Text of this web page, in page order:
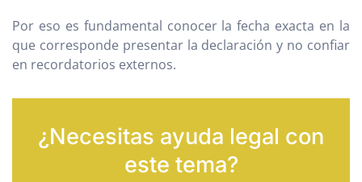
Por eso es fundamental conocer la fecha exacta en la
que corresponde presentar la declaración y no confiar
en recordatorios externos.
¿Necesitas ayuda legal con
este tema?